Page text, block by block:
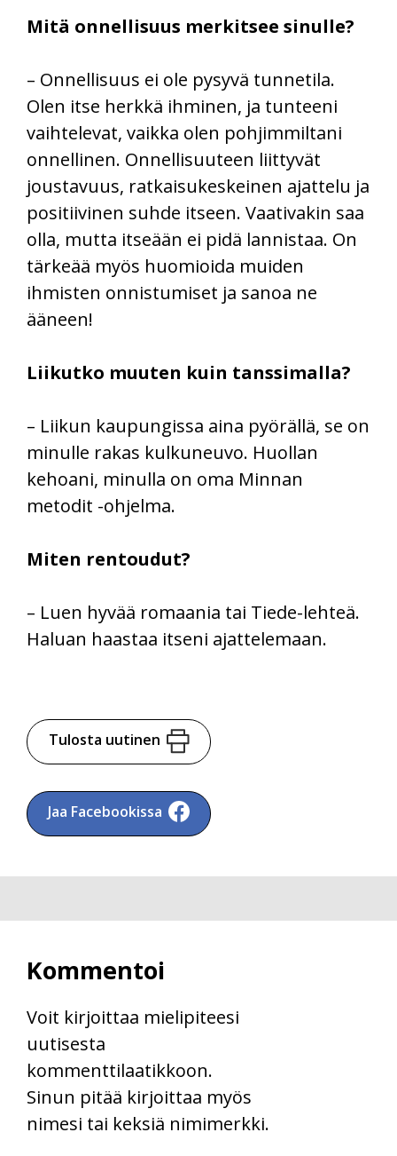
Mitä onnellisuus merkitsee sinulle?
– Onnellisuus ei ole pysyvä tunnetila.
Olen itse herkkä ihminen, ja tunteeni
vaihtelevat, vaikka olen pohjimmiltani
onnellinen. Onnellisuuteen liittyvät
joustavuus, ratkaisukeskeinen ajattelu ja
positiivinen suhde itseen. Vaativakin saa
olla, mutta itseään ei pidä lannistaa. On
tärkeää myös huomioida muiden
ihmisten onnistumiset ja sanoa ne
ääneen!
Liikutko muuten kuin tanssimalla?
– Liikun kaupungissa aina pyörällä, se on
minulle rakas kulkuneuvo. Huollan
kehoani, minulla on oma Minnan
metodit -ohjelma.
Miten rentoudut?
– Luen hyvää romaania tai Tiede-lehteä.
Haluan haastaa itseni ajattelemaan.
Tulosta uutinen
Jaa Facebookissa
Kommentoi
Voit kirjoittaa mielipiteesi
uutisesta
kommenttilaatikkoon.
Sinun pitää kirjoittaa myös
nimesi tai keksiä nimimerkki.